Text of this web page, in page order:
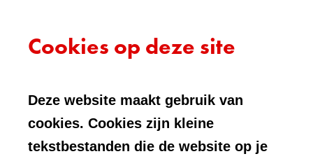
Cookies op deze site
Deze website maakt gebruik van
cookies. Cookies zijn kleine
tekstbestanden die de website op je